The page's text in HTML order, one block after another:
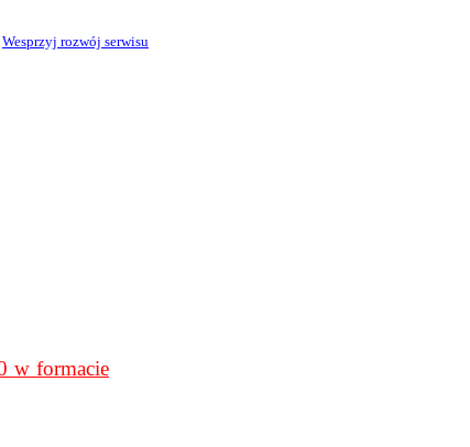
Wesprzyj rozwój serwisu
w formacie